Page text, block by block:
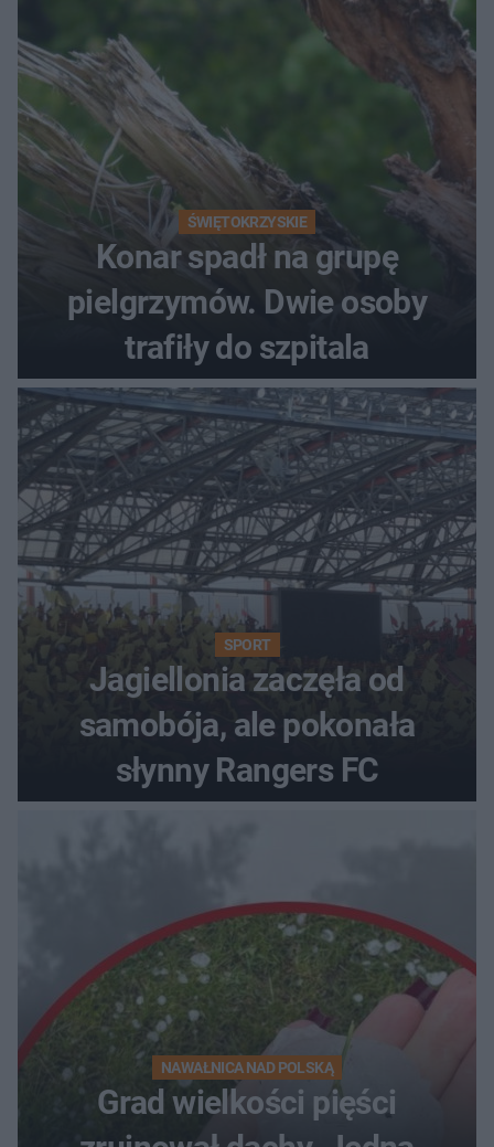
ŚWIĘTOKRZYSKIE
Konar spadł na grupę
pielgrzymów. Dwie osoby
trafiły do szpitala
SPORT
Jagiellonia zaczęła od
samobója, ale pokonała
słynny Rangers FC
NAWAŁNICA NAD POLSKĄ
Grad wielkości pięści